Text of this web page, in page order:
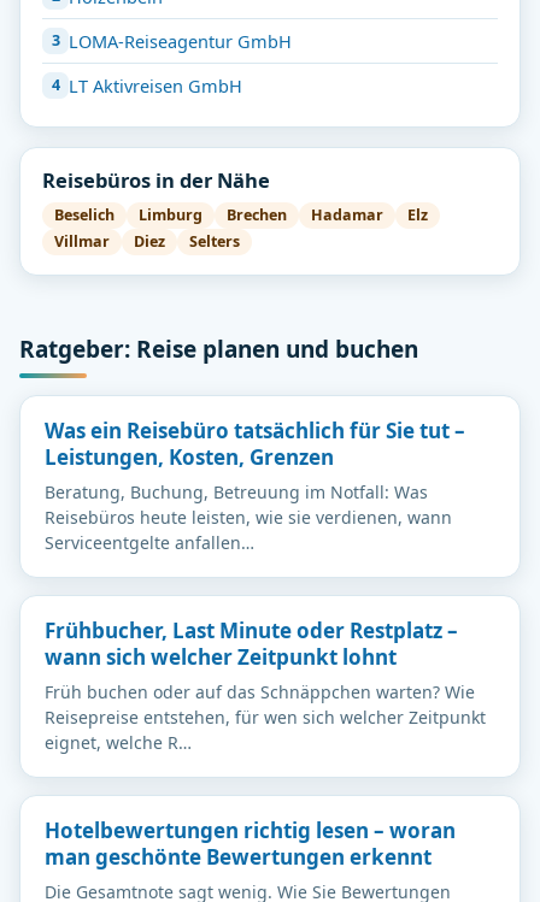
LOMA-Reiseagentur GmbH
LT Aktivreisen GmbH
Reisebüros in der Nähe
Beselich Limburg Brechen Hadamar
Elz
Villmar
Diez Selters
Ratgeber: Reise planen und buchen
Was ein Reisebüro tatsächlich für Sie tut –
Leistungen, Kosten, Grenzen
Beratung, Buchung, Betreuung im Notfall: Was
Reisebüros heute leisten, wie sie verdienen, wann
Serviceentgelte anfallen…
Frühbucher, Last Minute oder Restplatz –
wann sich welcher Zeitpunkt lohnt
Früh buchen oder auf das Schnäppchen warten? Wie
Reisepreise entstehen, für wen sich welcher Zeitpunkt
eignet, welche R…
Hotelbewertungen richtig lesen – woran
man geschönte Bewertungen erkennt
Die Gesamtnote sagt wenig. Wie Sie Bewertungen